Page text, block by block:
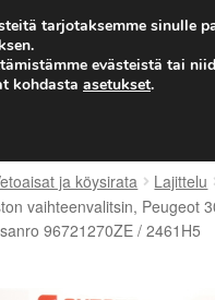
TOIMITUS alkaen 7
ja köysirata Lajittelu
vaihteenvalitsin, Peugeot
96721270ZE / 2461H5
tarjotaksemme sinulle
evästeistä tai
kohdasta asetukset.